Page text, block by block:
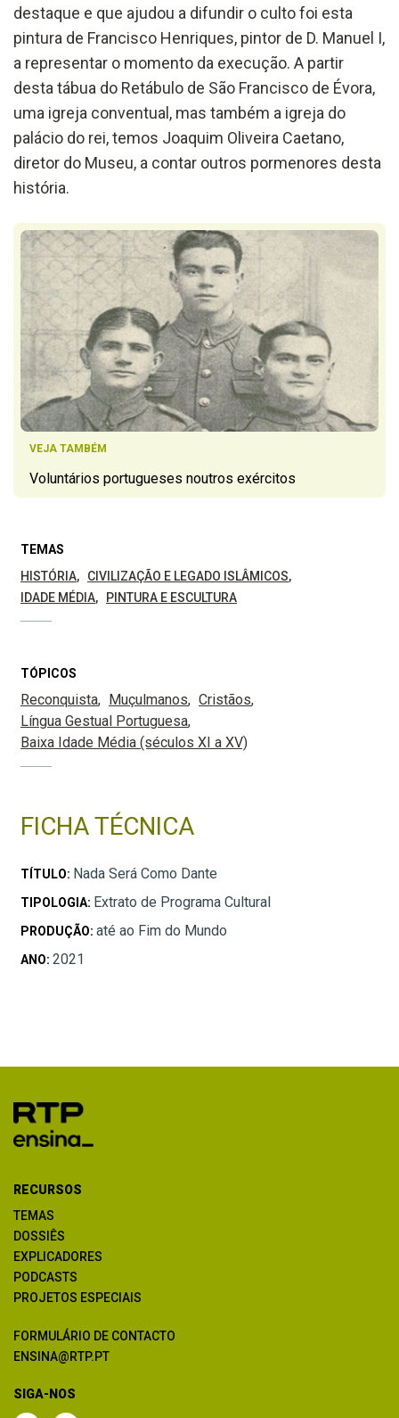
destaque e que ajudou a difundir o culto foi esta
pintura de Francisco Henriques, pintor de D. Manuel I,
a representar o momento da execução. A partir
desta tábua do Retábulo de São Francisco de Évora,
uma igreja conventual, mas também a igreja do
palácio do rei, temos Joaquim Oliveira Caetano,
diretor do Museu, a contar outros pormenores desta
história.
VEJA TAMBÉM
Voluntários portugueses noutros exércitos
TEMAS
HISTÓRIA
CIVILIZAÇÃO E LEGADO ISLÂMICOS
IDADE MÉDIA
PINTURA E ESCULTURA
TÓPICOS
Reconquista Muçulmanos
Cristãos
Língua Gestual Portuguesa
Baixa Idade Média (séculos XI a XV)
FICHA TÉCNICA
TÍTULO: Nada Será Como Dante
TIPOLOGIA: Extrato de Programa Cultural
PRODUÇÃO: até ao Fim do Mundo
ANO: 2021
RECURSOS
TEMAS
DOSSIÊS
EXPLICADORES
PODCASTS
PROJETOS ESPECIAIS
FORMULÁRIO DE CONTACTO
ENSINA@RTP.PT
SIGA-NOS